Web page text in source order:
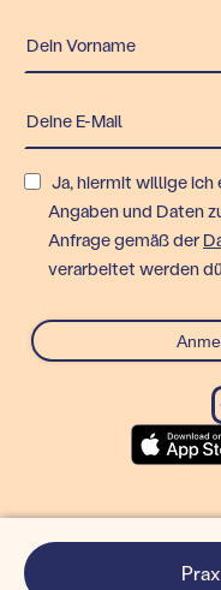
Ja, hiermit willige ich
Angaben und Daten
Anfrage gemäß der
verarbeitet werden